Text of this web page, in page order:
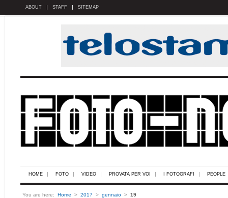
ABOUT STAFF SITEMAP
HOME FOTO VIDEO PROVATA PER VOI I FOTOGRAFI PEOPLE
You are here: Home > 2017 > gennaio > 19